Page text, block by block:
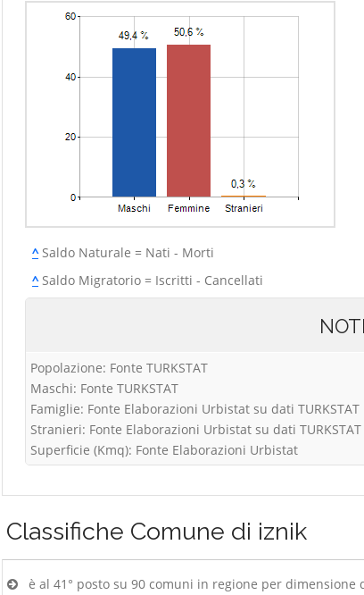
^Saldo Naturale = Nati - Morti
^Saldo Migratorio = Iscritti - Cancellati
Popolazione: Fonte TURKSTAT
Maschi: Fonte TURKSTAT
Famiglie: Fonte Elaborazioni Urbistat su dati TURKSTAT
Stranieri: Fonte Elaborazioni Urbistat su dati TURKSTAT
Superficie (Kmq): Fonte Elaborazioni Urbistat
Classifiche Comune di iznik
è al 41° posto su 90 comuni in regione per dimensione